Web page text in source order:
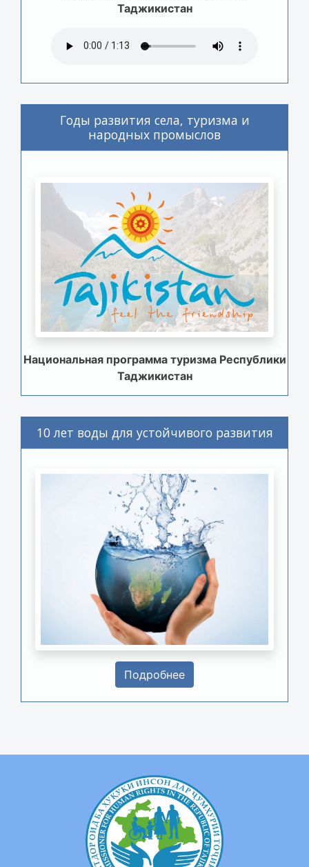
Таджикистан
Годы развития села, туризма и
народных промыслов
Национальная программа туризма Республики
Таджикистан
10 лет воды для устойчивого развития
Подробнее